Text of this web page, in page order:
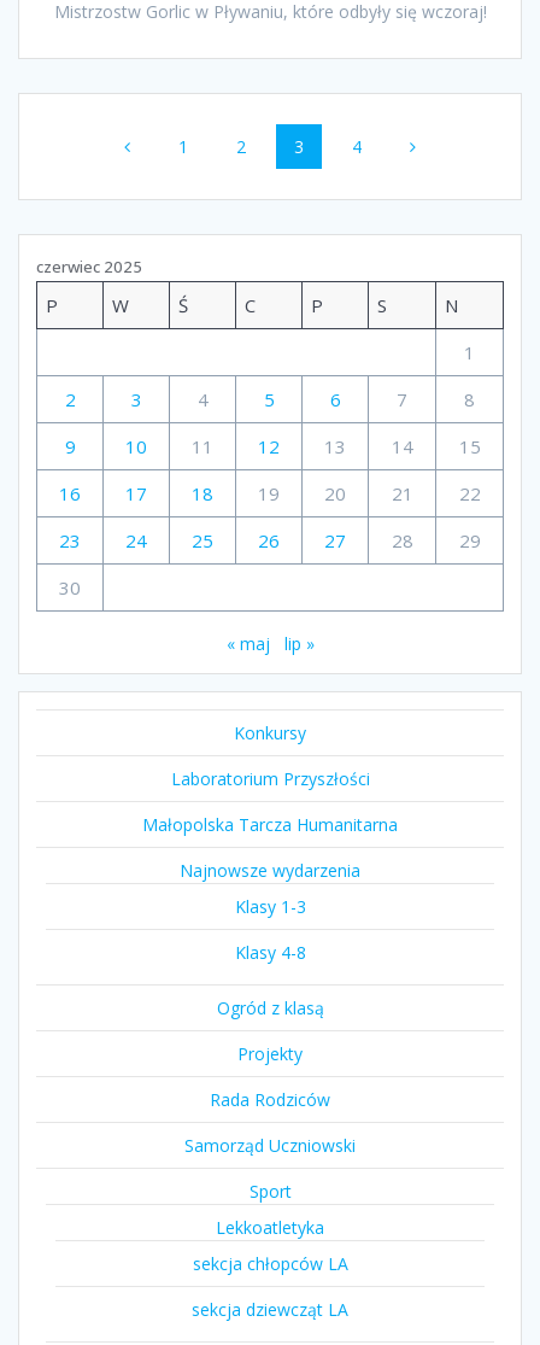
Mistrzostw Gorlic w Pływaniu, które odbyły się wczoraj!
wpisach
Strona
1 Strona
2 Strona
3 Strona
4
czerwiec 2025
P W Ś C P S
N
1
2
3 4 5 6 7
8
9
10 11 12 13 14
15
16
17 18 19 20 21
22
23
24 25 26 27 28
29
30
« maj lip »
Konkursy
Laboratorium Przyszłości
Małopolska Tarcza Humanitarna
Najnowsze wydarzenia
Klasy 1-3
Klasy 4-8
Ogród z klasą
Projekty
Rada Rodziców
Samorząd Uczniowski
Sport
Lekkoatletyka
sekcja chłopców LA
sekcja dziewcząt LA